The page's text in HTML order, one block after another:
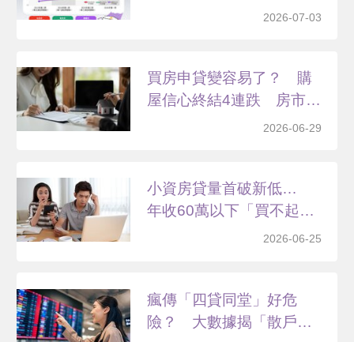
2026-07-03
買房申貸變容易了？ 購
屋信心終結4連跌 房市
2026-06-29
小資房貸量首破新低…
年收60萬以下「買不起
2026-06-25
瘋傳「四貸同堂」好危
險？ 大數據揭「散戶搬